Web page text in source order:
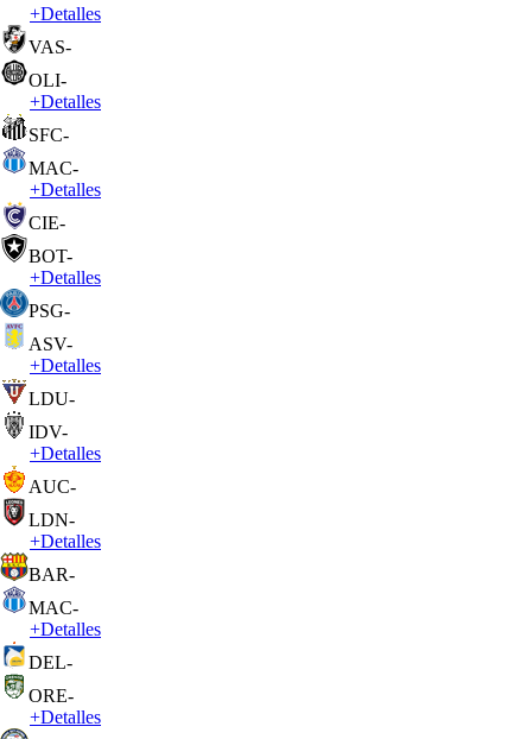
+Detalles
VAS-
OLI-
+Detalles
SFC-
MAC-
+Detalles
CIE-
BOT-
+Detalles
PSG-
ASV-
+Detalles
LDU-
IDV-
+Detalles
AUC-
LDN-
+Detalles
BAR-
MAC-
+Detalles
DEL-
ORE-
+Detalles